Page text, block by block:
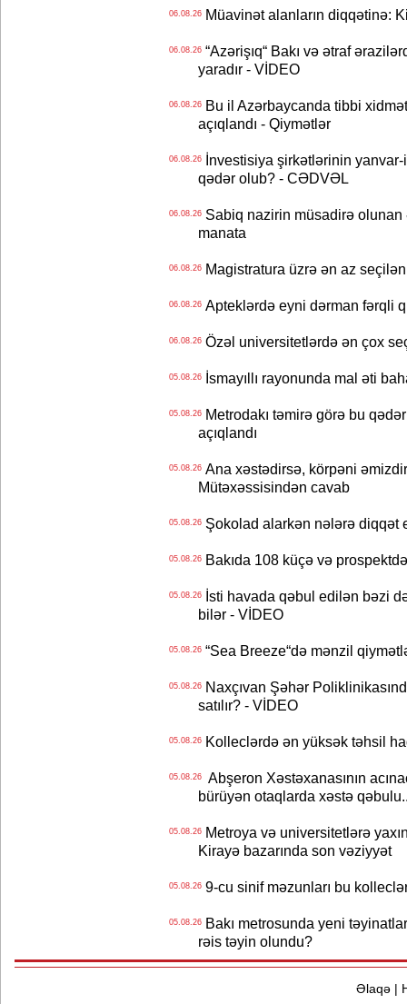
06.08.26Müavinət alanların diqqətinə:
06.08.26“Azərişıq“ Bakı və ətraf
yaradır - VİDEO
06.08.26Bu il Azərbaycanda tibbi
açıqlandı - Qiymətlər
06.08.26İnvestisiya şirkətlərinin yanvar-
qədər olub? - CƏDVƏL
06.08.26Sabiq nazirin müsadirə olunan
manata
06.08.26Magistratura üzrə ən az
06.08.26Apteklərdə eyni dərman fərqli
06.08.26Özəl universitetlərdə ən çox
05.08.26İsmayıllı rayonunda mal əti
05.08.26Metrodakı təmirə görə bu
açıqlandı
05.08.26Ana xəstədirsə, körpəni
Mütəxəssisindən cavab
05.08.26Şokolad alarkən nələrə diqqət
05.08.26Bakıda 108 küçə və
05.08.26İsti havada qəbul edilən bəzi
bilər - VİDEO
05.08.26“Sea Breeze“də mənzil
05.08.26Naxçıvan Şəhər
satılır? - VİDEO
05.08.26Kolleclərdə ən yüksək təhsil
05.08.26Abşeron Xəstəxanasının
bürüyən otaqlarda xəstə
05.08.26Metroya və universitetlərə
Kirayə bazarında son vəziyyət
05.08.269-cu sinif məzunları bu
05.08.26Bakı metrosunda yeni
rəis təyin olundu?
Əlaqə|